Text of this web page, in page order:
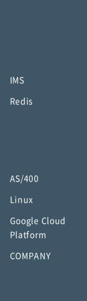
IMS
Redis
AS/400
Linux
Google Cloud
Platform
COMPANY